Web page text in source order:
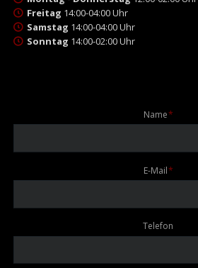
Freitag 14:00-04:00 Uhr
Samstag 14:00-04:00 Uhr
Sonntag 14:00-02:00 Uhr
Pflichtfeld
Name*
Pflichtfeld
E-Mail*
Telefon